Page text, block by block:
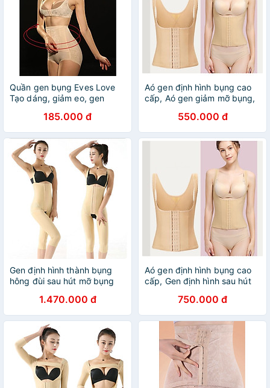
Quần gen bụng Eves Love
Tạo dáng, giảm eo, gen
185.000 đ
Aó gen định hình bụng cao
cấp, Aó gen giảm mỡ bụng,
550.000 đ
Gen định hình thành bụng
hông đùi sau hút mỡ bụng
1.470.000 đ
Aó gen định hình bụng cao
cấp, Gen định hình sau hút
750.000 đ